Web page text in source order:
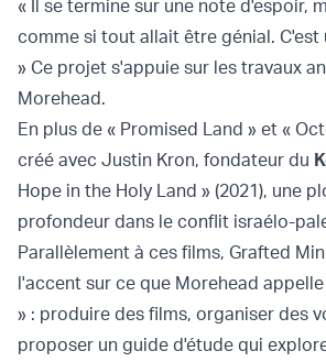
« Il se termine sur une note d'espoir,
comme si tout allait être génial. C'est
» Ce projet s'appuie sur les travaux
Morehead.
En plus de « Promised Land » et «
créé avec Justin Kron, fondateur du
Hope in the Holy Land » (2021), une
profondeur dans le conflit israélo-
Parallèlement à ces films, Grafted
l'accent sur ce que Morehead
» : produire des films, organiser des
proposer un guide d'étude qui